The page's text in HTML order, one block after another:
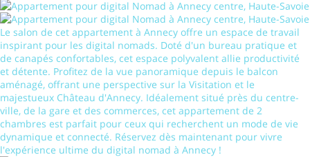
Le salon de cet appartement à Annecy offre un espace de travail
inspirant pour les digital nomads. Doté d'un bureau pratique et
de canapés confortables, cet espace polyvalent allie productivité
et détente. Profitez de la vue panoramique depuis le balcon
aménagé, offrant une perspective sur la Visitation et le
majestueux Château d'Annecy. Idéalement situé près du centre-
ville, de la gare et des commerces, cet appartement de 2
chambres est parfait pour ceux qui recherchent un mode de vie
dynamique et connecté. Réservez dès maintenant pour vivre
l'expérience ultime du digital nomad à Annecy !